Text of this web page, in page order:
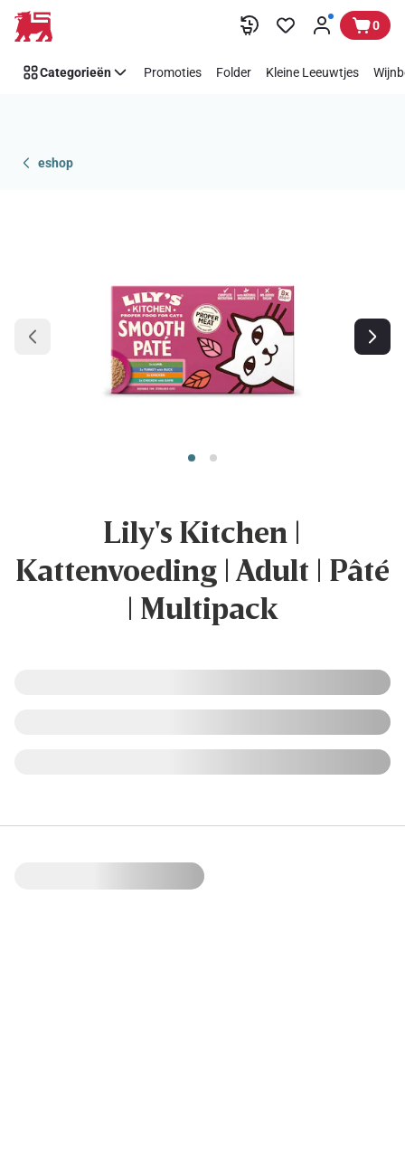
Overslaan 0
Categorieën Promoties Folder Kleine Leeuwtjes
eshop
Lily's Kitchen |
Kattenvoeding | Adult | Pâté
| Multipack